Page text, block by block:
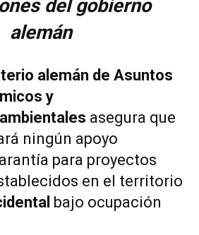
del gobierno
alemán
alemán de Asuntos
y
asegura que
ningún apoyo
para proyectos
en el territorio
bajo ocupación